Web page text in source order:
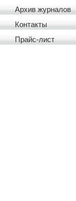
Архив журналов
Контакты
Прайс-лист